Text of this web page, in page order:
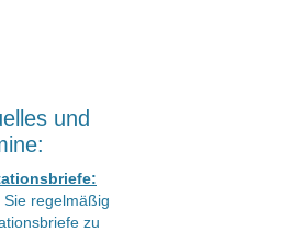
und
Sie regelmäßig
zu